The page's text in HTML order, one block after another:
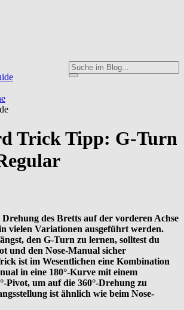
Trick Tipp: G-Turn
des Bretts auf der vorderen Achse
vielen Variationen ausgeführt werden.
den G-Turn zu lernen, solltest du
und den Nose-Manual sicher
ist im Wesentlichen eine Kombination
in eine 180°-Kurve mit einem
Pivot, um auf die 360°-Drehung zu
ist ähnlich wie beim Nose-